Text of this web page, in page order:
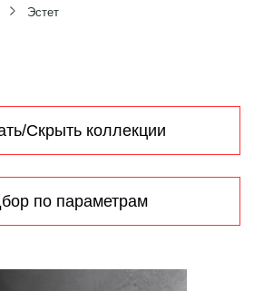
Эстет
Скрыть коллекции
по параметрам